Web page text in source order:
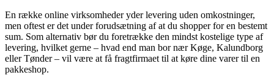
En række online virksomheder yder levering uden omkostninger,
men oftest er det under forudsætning af at du shopper for en bestemt
sum. Som alternativ bør du foretrække den mindst kostelige type af
levering, hvilket gerne – hvad end man bor nær Køge, Kalundborg
eller Tønder – vil være at få fragtfirmaet til at køre dine varer til en
pakkeshop.